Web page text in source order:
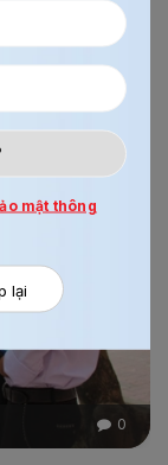
yêu cầu
0
mật thông
lại